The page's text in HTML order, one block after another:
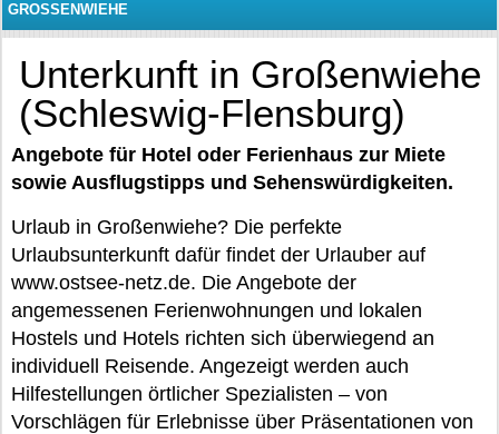
GROSSENWIEHE
Unterkunft in Großenwiehe
(Schleswig-Flensburg)
Angebote für Hotel oder Ferienhaus zur Miete
sowie Ausflugstipps und Sehenswürdigkeiten.
Urlaub in Großenwiehe? Die perfekte
Urlaubsunterkunft dafür findet der Urlauber auf
www.ostsee-netz.de. Die Angebote der
angemessenen Ferienwohnungen und lokalen
Hostels und Hotels richten sich überwiegend an
individuell Reisende. Angezeigt werden auch
Hilfestellungen örtlicher Spezialisten – von
Vorschlägen für Erlebnisse über Präsentationen von